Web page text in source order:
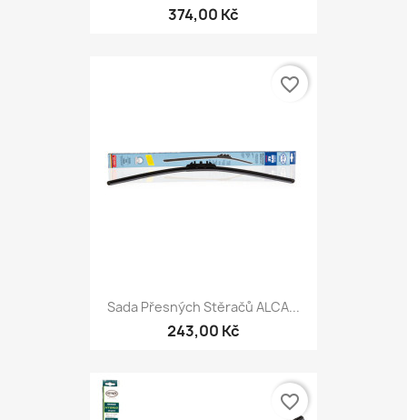
374,00 Kč
Sada Přesných Stěračů ALCA...
243,00 Kč
favorite_border
favorite_border